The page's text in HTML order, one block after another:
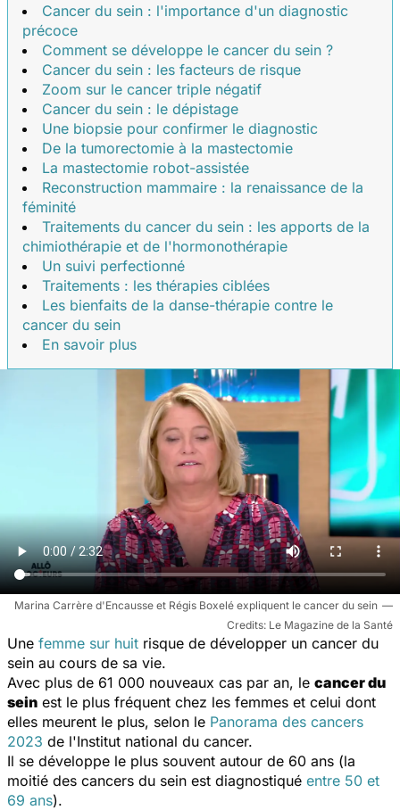
Cancer du sein : l'importance d'un diagnostic
précoce
Comment se développe le cancer du sein ?
Cancer du sein : les facteurs de risque
Zoom sur le cancer triple négatif
Cancer du sein : le dépistage
Une biopsie pour confirmer le diagnostic
De la tumorectomie à la mastectomie
La mastectomie robot-assistée
Reconstruction mammaire : la renaissance de la
féminité
Traitements du cancer du sein : les apports de la
chimiothérapie et de l'hormonothérapie
Un suivi perfectionné
Traitements : les thérapies ciblées
Les bienfaits de la danse-thérapie contre le
cancer du sein
En savoir plus
Marina Carrère d'Encausse et Régis Boxelé expliquent le cancer du sein
Le Magazine de la Santé
Une femme sur huit risque de développer un cancer du
sein au cours de sa vie.
Avec plus de 61 000 nouveaux cas par an, le cancer du
sein est le plus fréquent chez les femmes et celui dont
elles meurent le plus, selon le Panorama des cancers
2023 de l'Institut national du cancer.
Il se développe le plus souvent autour de 60 ans (la
moitié des cancers du sein est diagnostiqué entre 50 et
69 ans).